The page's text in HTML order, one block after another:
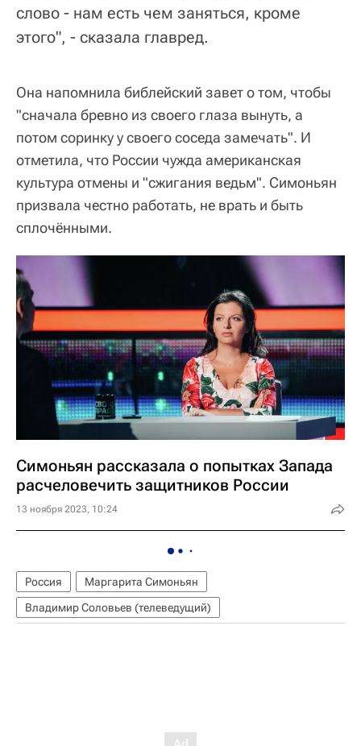
слово - нам есть чем заняться, кроме
этого", - сказала главред.
Она напомнила библейский завет о том, чтобы
"сначала бревно из своего глаза вынуть, а
потом соринку у своего соседа замечать". И
отметила, что России чужда американская
культура отмены и "сжигания ведьм". Симоньян
призвала честно работать, не врать и быть
сплочёнными.
Симоньян рассказала о попытках Запада
расчеловечить защитников России
13 ноября 2023, 10:24
Россия
Маргарита Симоньян
Владимир Соловьев (телеведущий)